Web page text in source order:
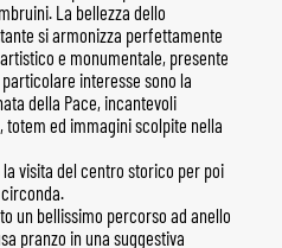
La bellezza dello
si armonizza perfettamente
e monumentale, presente
interesse sono la
della Pace, incantevoli
ed immagini scolpite nella
visita del centro storico per poi
un bellissimo percorso ad anello
pranzo in una suggestiva